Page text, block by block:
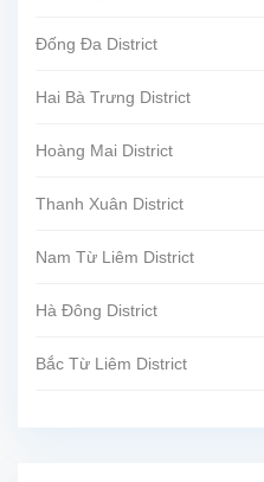
Đống Đa District
Hai Bà Trưng District
Hoàng Mai District
Thanh Xuân District
Nam Từ Liêm District
Hà Đông District
Bắc Từ Liêm District